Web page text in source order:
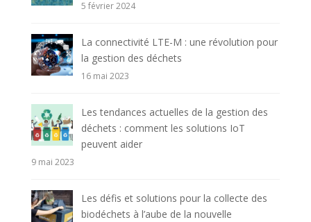
5 février 2024
La connectivité LTE-M : une révolution pour
la gestion des déchets
16 mai 2023
Les tendances actuelles de la gestion des
déchets : comment les solutions IoT
peuvent aider
9 mai 2023
Les défis et solutions pour la collecte des
biodéchets à l’aube de la nouvelle